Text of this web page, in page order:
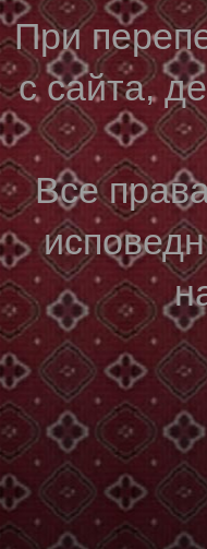
При
с сайта,
Все